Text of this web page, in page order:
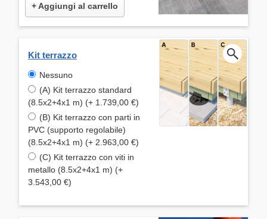
+ Aggiungi al carrello
Kit terrazzo
Nessuno
(A) Kit terrazzo standard
(8.5x2+4x1 m) (+ 1.739,00 €)
(B) Kit terrazzo con parti in
PVC (supporto regolabile)
(8.5x2+4x1 m) (+ 2.963,00 €)
(C) Kit terrazzo con viti in
metallo (8.5x2+4x1 m) (+
3.543,00 €)